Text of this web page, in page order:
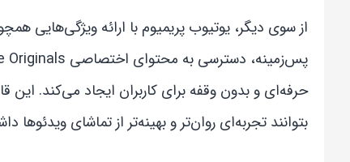
از سوی دیگر، یوتیوب پریمیوم با ارائه ویژگی‌هایی
حرفه‌ای و بدون وقفه برای کاربران ایجاد می‌کند. این
بتوانند تجربه‌ای روان‌تر و بهینه‌تر از تماشای ویدئوها